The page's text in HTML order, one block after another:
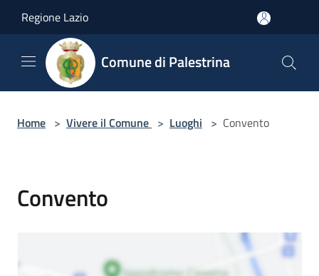
Regione Lazio
Comune di Palestrina
Home > Vivere il Comune > Luoghi > Convento
Convento